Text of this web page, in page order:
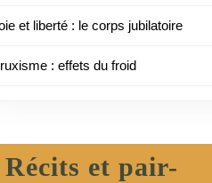
et liberté : le corps jubilatoire
: effets du froid
Récits et pair-